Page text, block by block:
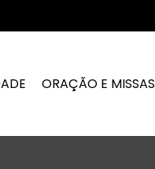
ORAÇÃO E MISSAS